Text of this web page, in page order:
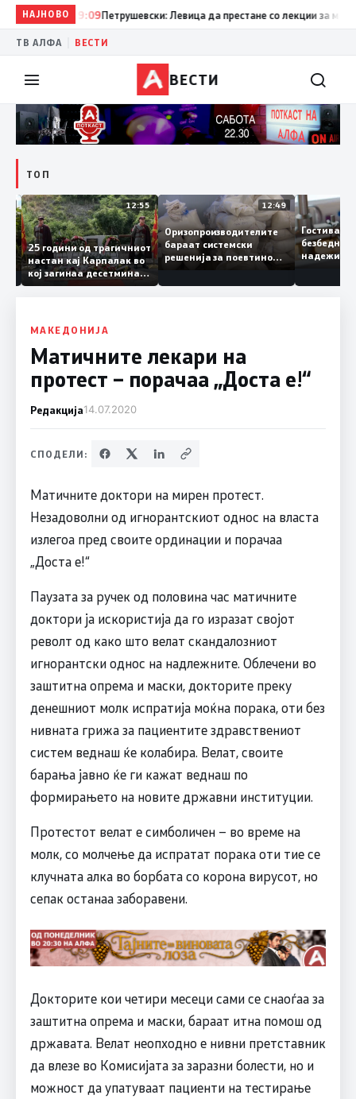
НАЈНОВО
19:09Петрушевски: Левица да престане со лекции за морал
ТВ АЛФА ВЕСТИ
ВЕСТИ
ТОП
13:04 12:55
25 години од трагичниот
настан кај Карпалак во
кој загинаа десетмина
македонски бранители
12:49
Оризопроизводителите
бараат системски
решенија за поевтино
производство
МАКЕДОНИЈА
Матичните лекари на
протест – порачаа „Доста е!“
Редакција14.07.2020
СПОДЕЛИ:
Матичните доктори на мирен протест.
Незадоволни од игнорантскиот однос на власта
излегоа пред своите ординации и порачаа
„Доста е!“
Паузата за ручек од половина час матичните
доктори ја искористија да го изразат својот
револт од како што велат скандалозниот
игнорантски однос на надлежните. Облечени во
заштитна опрема и маски, докторите преку
денешниот молк испратија моќна порака, оти без
нивната грижа за пациентите здравствениот
систем веднаш ќе колабира. Велат, своите
барања јавно ќе ги кажат веднаш по
формирањето на новите државни институции.
Протестот велат е симболичен – во време на
молк, со молчење да испратат порака оти тие се
клучната алка во борбата со корона вирусот, но
сепак останаа заборавени.
Докторите кои четири месеци сами се снаоѓаа за
заштитна опрема и маски, бараат итна помош од
државата. Велат неопходно е нивни претставник
да влезе во Комисијата за заразни болести, но и
можност да упатуваат пациенти на тестирање